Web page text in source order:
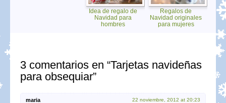
Idea de regalo de
Navidad para
hombres
Regalos de
Navidad originales
para mujeres
3 comentarios en “Tarjetas navideñas
para obsequiar”
maria 22 noviembre, 2012 at 20:23